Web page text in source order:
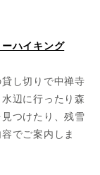
ハイキング
し切りで中禅寺
辺に行ったり森
つけたり、残雪
でご案内しま